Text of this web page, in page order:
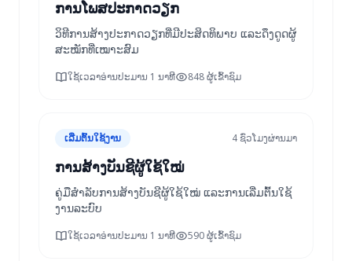
ການໂພສປະກາດວຽກ
ວິທີການສ້າງປະກາດວຽກທີ່ມີປະສິດທິພາບ ແລະດຶງດູດຜູ້
ສະໝັກທີ່ເໝາະສົມ
ໃຊ້ເວລາອ່ານປະມານ 1 ນາທີ 848 ຜູ້ເຂົ້າຊົມ
ເລີ່ມຕົ້ນໃຊ້ງານ 4 ຊົ່ວໂມງຜ່ານມາ
ການສ້າງບັນຊີຜູ້ໃຊ້ໃໝ່
ຄູ່ມືສຳລັບການສ້າງບັນຊີຜູ້ໃຊ້ໃໝ່ ແລະການເລີ່ມຕົ້ນໃຊ້
ງານລະບົບ
ໃຊ້ເວລາອ່ານປະມານ 1 ນາທີ 590 ຜູ້ເຂົ້າຊົມ